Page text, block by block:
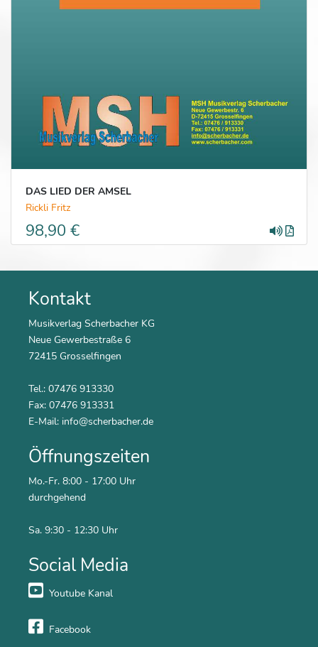
DAS LIED DER AMSEL
Rickli Fritz
98,90 €
Kontakt
Musikverlag Scherbacher KG
Neue Gewerbestraße 6
72415 Grosselfingen
Tel.: 07476 913330
Fax: 07476 913331
E-Mail: info@scherbacher.de
Öffnungszeiten
Mo.-Fr. 8:00 - 17:00 Uhr
durchgehend
Sa. 9:30 - 12:30 Uhr
Social Media
Youtube Kanal
Facebook